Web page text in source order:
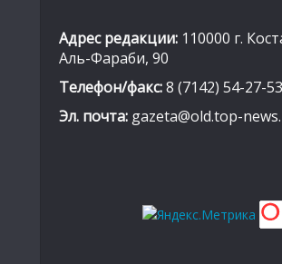
Адрес редакции: 110000 г.
Аль-Фараби, 90
Телефон/факс:8 (7142) 54-27-53
Эл. почта: gazeta@old.top-